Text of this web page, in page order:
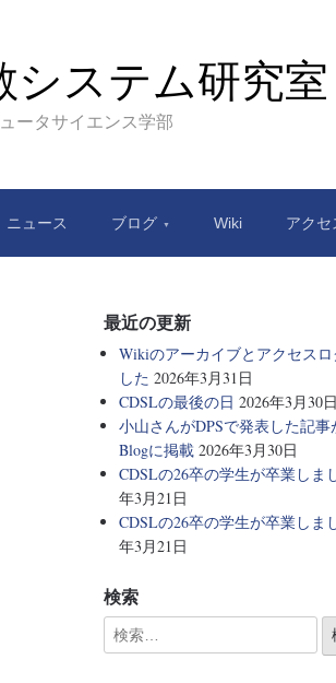
システム研究室
ータサイエンス学部
ニュース ブログ Wiki アクセ
最近の更新
Wikiのアーカイブとアクセスロ
した 2026年3月31日
CDSLの最後の日 2026年3月30日
小山さんがDPSで発表した記事
Blogに掲載 2026年3月30日
CDSLの26卒の学生が卒業しま
年3月21日
CDSLの26卒の学生が卒業しま
年3月21日
検索